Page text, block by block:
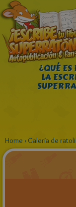
¿QUÉ ES
LA
Home › Galería de